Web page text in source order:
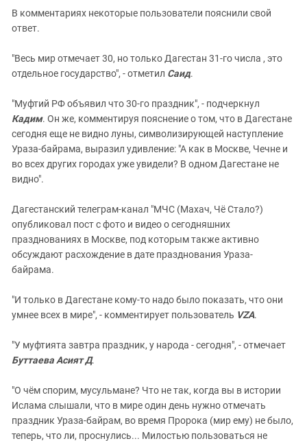
В комментариях некоторые пользователи пояснили свой
ответ.
"Весь мир отмечает 30, но только Дагестан 31-го числа , это
отдельное государство", - отметил Саид.
"Муфтий РФ объявил что 30-го праздник", - подчеркнул
Кадим. Он же, комментируя пояснение о том, что в Дагестане
сегодня еще не видно луны, символизирующей наступление
Ураза-байрама, выразил удивление: "А как в Москве, Чечне и
во всех других городах уже увидели? В одном Дагестане не
видно".
Дагестанский телеграм-канал "МЧС (Махач, Чё Стало?)
опубликовал пост с фото и видео о сегодняшних
празднованиях в Москве, под которым также активно
обсуждают расхождение в дате празднования Ураза-
байрама.
"И только в Дагестане кому-то надо было показать, что они
умнее всех в мире", - комментирует пользователь VZA.
"У муфтията завтра праздник, у народа - сегодня", - отмечает
Буттаева Асият Д.
"О чём спорим, мусульмане? Что не так, когда вы в истории
Ислама слышали, что в мире один день нужно отмечать
праздник Ураза-байрам, во время Пророка (мир ему) не было,
теперь, что ли, проснулись... Милостью пользоваться не